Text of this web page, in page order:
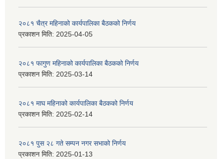
२०८१ चैत्र महिनाको कार्यपालिका बैठकको निर्णय
प्रकाशन मिति: 2025-04-05
२०८१ फागुण महिनाको कार्यपालिका बैठकको निर्णय
प्रकाशन मिति: 2025-03-14
२०८१ माघ महिनाको कार्यपालिका बैठकको निर्णय
प्रकाशन मिति: 2025-02-14
२०८१ पुस २८ गते सम्प‍न नगर सभाको निर्णय
प्रकाशन मिति: 2025-01-13